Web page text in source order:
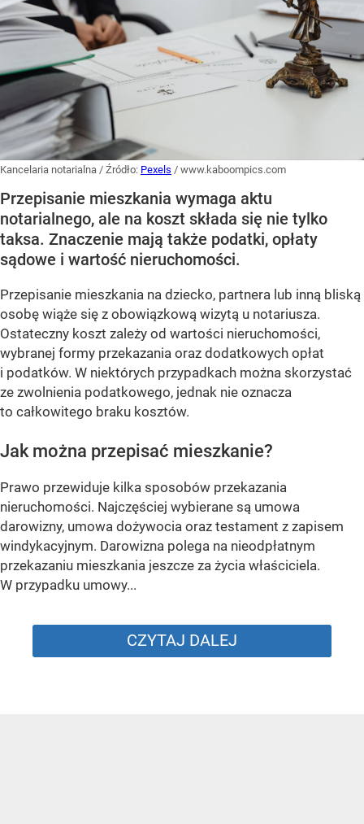
Kancelaria notarialna / Źródło: Pexels / www.kaboompics.com
Przepisanie mieszkania wymaga aktu
notarialnego, ale na koszt składa się nie tylko
taksa. Znaczenie mają także podatki, opłaty
sądowe i wartość nieruchomości.
Przepisanie mieszkania na dziecko, partnera lub inną bliską
osobę wiąże się z obowiązkową wizytą u notariusza.
Ostateczny koszt zależy od wartości nieruchomości,
wybranej formy przekazania oraz dodatkowych opłat
i podatków. W niektórych przypadkach można skorzystać
ze zwolnienia podatkowego, jednak nie oznacza
to całkowitego braku kosztów.
Jak można przepisać mieszkanie?
Prawo przewiduje kilka sposobów przekazania
nieruchomości. Najczęściej wybierane są umowa
darowizny, umowa dożywocia oraz testament z zapisem
windykacyjnym. Darowizna polega na nieodpłatnym
przekazaniu mieszkania jeszcze za życia właściciela.
W przypadku umowy...
CZYTAJ DALEJ